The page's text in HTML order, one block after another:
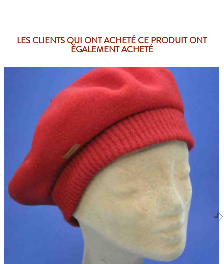
LES CLIENTS QUI ONT ACHETÉ CE PRODUIT ONT
ÉGALEMENT ACHETÉ